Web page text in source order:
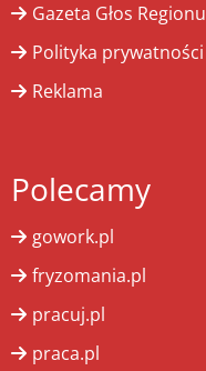
Gazeta Głos Regionu
Polityka prywatności
Reklama
Polecamy
gowork.pl
fryzomania.pl
pracuj.pl
praca.pl